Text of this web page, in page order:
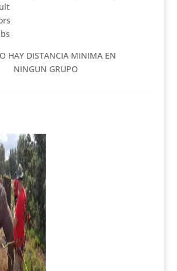
HAY DISTANCIA MINIMA EN
NINGUN GRUPO